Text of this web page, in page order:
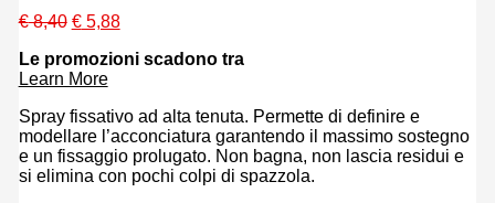
€8,40 Il
originale
era:
€5,88Il
attuale
Le promozioni scadono tra
Learn More
Spray fissativo ad alta tenuta. Permette di definire e
modellare l’acconciatura garantendo il massimo sostegno
e un fissaggio prolugato. Non bagna, non lascia residui e
si elimina con pochi colpi di spazzola.